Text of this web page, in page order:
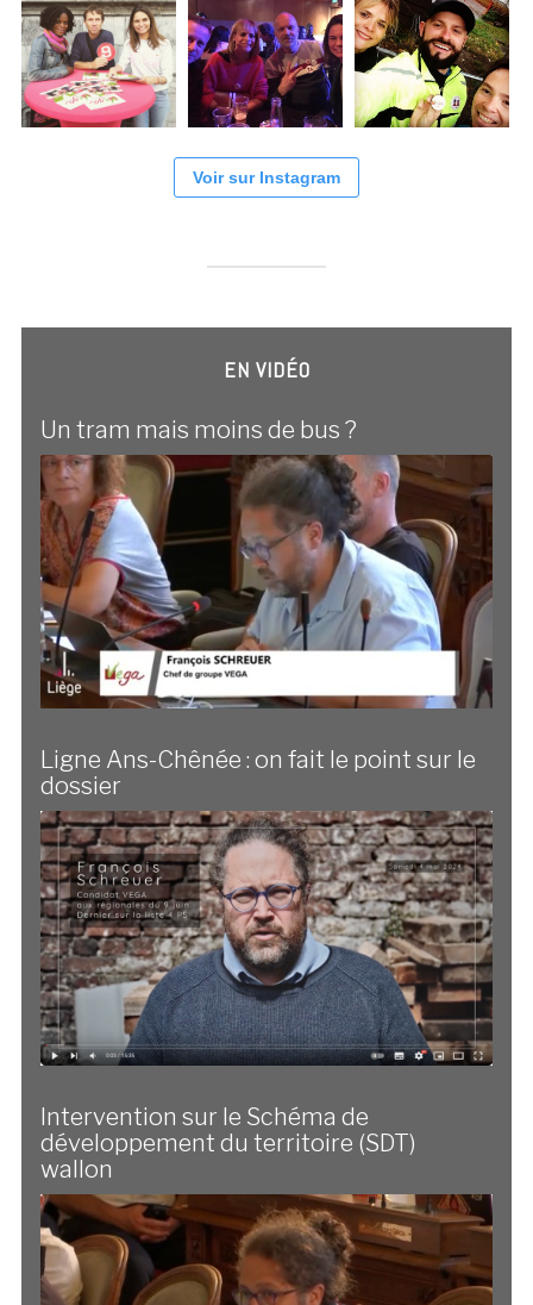
Voir sur Instagram
EN VIDÉO
Un tram mais moins de bus ?
Ligne Ans-Chênée : on fait le point sur le
dossier
Intervention sur le Schéma de
développement du territoire (SDT)
wallon